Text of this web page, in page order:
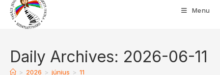
Menu
Daily Archives: 2026-06-11
> 2026 > június > 11